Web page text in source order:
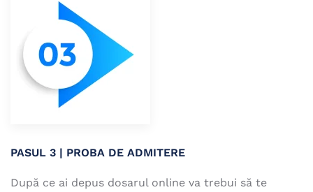
PASUL 3 | PROBA DE ADMITERE
După ce ai depus dosarul online va trebui să te